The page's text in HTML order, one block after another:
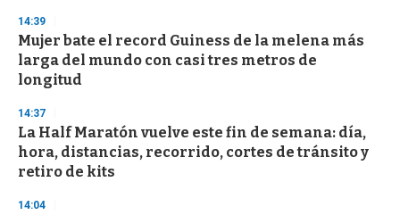
s
e
c
o
n
14:39
Mujer bate el record Guiness de la melena más
larga del mundo con casi tres metros de
longitud
14:37
La Half Maratón vuelve este fin de semana: día,
hora, distancias, recorrido, cortes de tránsito y
retiro de kits
14:04